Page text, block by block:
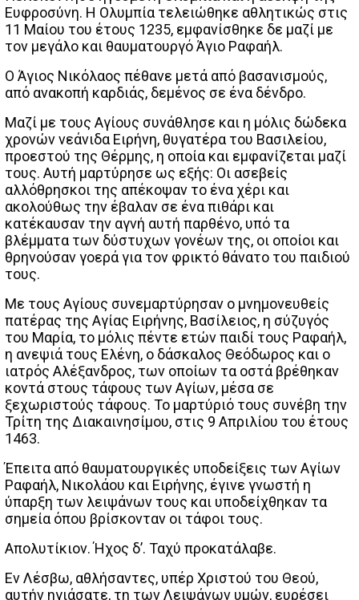
Ευφροσύνη. Η Ολυμπία τελειώθηκε αθλητικώς στις
11 Μαίου του έτους 1235, εμφανίσθηκε δε μαζί με
τον μεγάλο και θαυματουργό Άγιο Ραφαήλ.
Ο Άγιος Νικόλαος πέθανε μετά από βασανισμούς,
από ανακοπή καρδιάς, δεμένος σε ένα δένδρο.
Μαζί με τους Αγίους συνάθλησε και η μόλις δώδεκα
χρονών νεάνιδα Ειρήνη, θυγατέρα του Βασιλείου,
προεστού της Θέρμης, η οποία και εμφανίζεται μαζί
τους. Αυτή μαρτύρησε ως εξής: Οι ασεβείς
αλλόθρησκοι της απέκοψαν το ένα χέρι και
ακολούθως την έβαλαν σε ένα πιθάρι και
κατέκαυσαν την αγνή αυτή παρθένο, υπό τα
βλέμματα των δύστυχων γονέων της, οι οποίοι και
θρηνούσαν γοερά για τον φρικτό θάνατο του παιδιού
τους.
Με τους Αγίους συνεμαρτύρησαν ο μνημονευθείς
πατέρας της Αγίας Ειρήνης, Βασίλειος, η σύζυγός
του Μαρία, το μόλις πέντε ετών παιδί τους Ραφαήλ,
η ανεψιά τους Ελένη, ο δάσκαλος Θεόδωρος και ο
ιατρός Αλέξανδρος, των οποίων τα οστά βρέθηκαν
κοντά στους τάφους των Αγίων, μέσα σε
ξεχωριστούς τάφους. Το μαρτύριό τους συνέβη την
Τρίτη της Διακαινησίμου, στις 9 Απριλίου του έτους
1463.
Έπειτα από θαυματουργικές υποδείξεις των Αγίων
Ραφαήλ, Νικολάου και Ειρήνης, έγινε γνωστή η
ύπαρξη των λειψάνων τους και υποδείχθηκαν τα
σημεία όπου βρίσκονταν οι τάφοι τους.
Απολυτίκιον. Ήχος δ’. Ταχύ προκατάλαβε.
Εν Λέσβω, αθλήσαντες, υπέρ Χριστού του Θεού,
αυτήν ηγιάσατε, τη των Λειψάνων υμών, ευρέσει